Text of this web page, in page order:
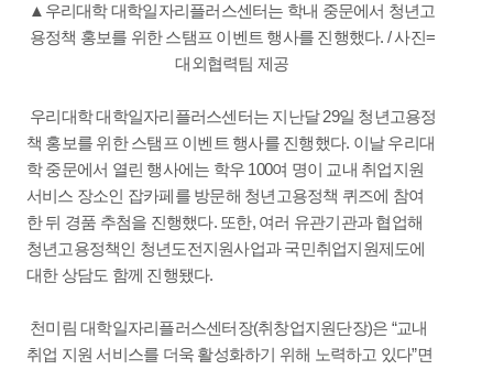
▲우리대학 대학일자리플러스센터는 학내 중문에서 청년고
용정책 홍보를 위한 스탬프 이벤트 행사를 진행했다. / 사진=
대외협력팀 제공
우리대학 대학일자리플러스센터는 지난달 29일 청년고용정
책 홍보를 위한 스탬프 이벤트 행사를 진행했다. 이날 우리대
학 중문에서 열린 행사에는 학우 100여 명이 교내 취업지원
서비스 장소인 잡카페를 방문해 청년고용정책 퀴즈에 참여
한 뒤 경품 추첨을 진행했다. 또한, 여러 유관기관과 협업해
청년고용정책인 청년도전지원사업과 국민취업지원제도에
대한 상담도 함께 진행됐다.
천미림 대학일자리플러스센터장(취창업지원단장)은 “교내
취업 지원 서비스를 더욱 활성화하기 위해 노력하고 있다”면